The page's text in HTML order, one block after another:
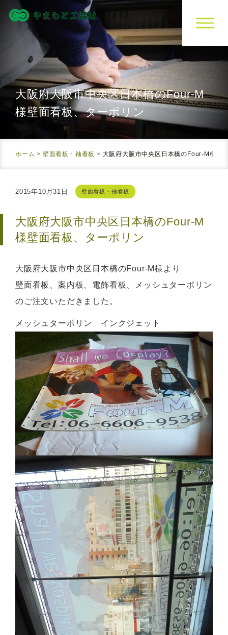
大阪府大阪市中央区日本橋のFour-M
様壁面看板、ターポリン
ホーム > 壁面看板・袖看板 > 大阪府大阪市中央区日本橋の Four-M様
2015年10月31日 壁面看板・袖看板
大阪府大阪市中央区日本橋のFour-M
様壁面看板、ターポリン
大阪府大阪市中央区日本橋のFour-M様より
壁面看板、案内板、電飾看板、メッシュターポリン
のご注文いただきました。
メッシュターポリン インクジェット